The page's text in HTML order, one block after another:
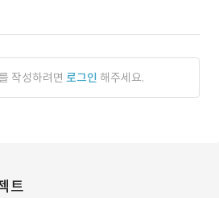
작성하려면 로그인 해주세요.
트